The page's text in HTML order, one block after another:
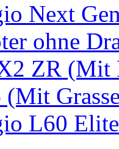
Next
ohne
ZR (Mit
(Mit
L60